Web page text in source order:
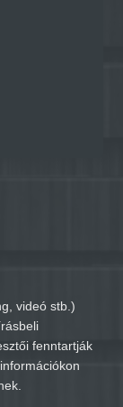
videó stb.)
fenntartják